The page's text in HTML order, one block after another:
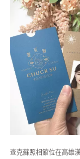
查克蘇照相館位在高雄